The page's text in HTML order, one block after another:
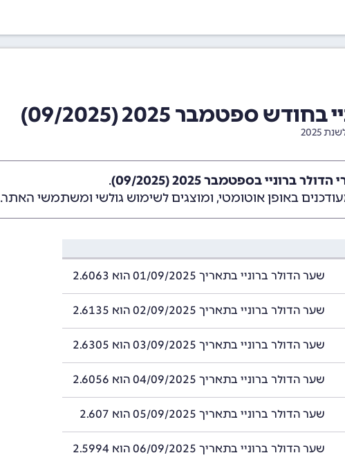
ספטמבר 2025 (09/2025)
2025
ברוניי בספטמבר 2025 (09/2025)
.
באופן אוטומטי, ומוצגים לשימוש גולשי ומשתמשי האתר.
שער הדולר ברוניי בתאריך 01/09/2025 הוא 2.6063
שער הדולר ברוניי בתאריך 02/09/2025 הוא 2.6135
שער הדולר ברוניי בתאריך 03/09/2025 הוא 2.6305
שער הדולר ברוניי בתאריך 04/09/2025 הוא 2.6056
שער הדולר ברוניי בתאריך 05/09/2025 הוא 2.607
שער הדולר ברוניי בתאריך 06/09/2025 הוא 2.5994